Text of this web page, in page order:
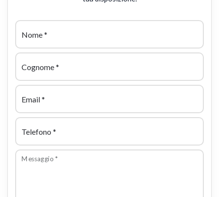
Nome*
Cognome*
Email*
Telefono *
Messaggio *